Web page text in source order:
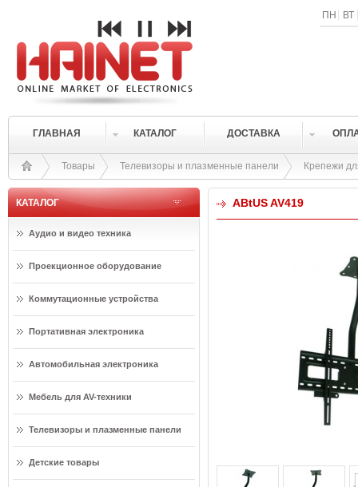
ПН ВТ
ГЛАВНАЯ КАТАЛОГ ДОСТАВКА
Товары Телевизоры и плазменные панели Крепежи
КАТАЛОГ
Аудио и видео техника
Проекционное оборудование
Коммутационные устройства
Портативная электроника
Автомобильная электроника
Мебель для AV-техники
Телевизоры и плазменные панели
Детские товары
ABtUS AV419